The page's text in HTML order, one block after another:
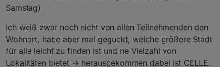
Samstag)
Ich weiß zwar noch nicht von allen Teilnehmenden den
Wohnort, habe aber mal geguckt, welche größere Stadt
für alle leicht zu finden ist und ne Vielzahl von
Lokalitäten bietet -> herausgekommen dabei ist CELLE.